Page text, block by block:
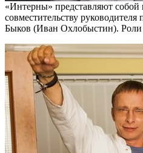
«Интерны» представляют
совместительству
Быков (Иван Охлобыстин). Роли